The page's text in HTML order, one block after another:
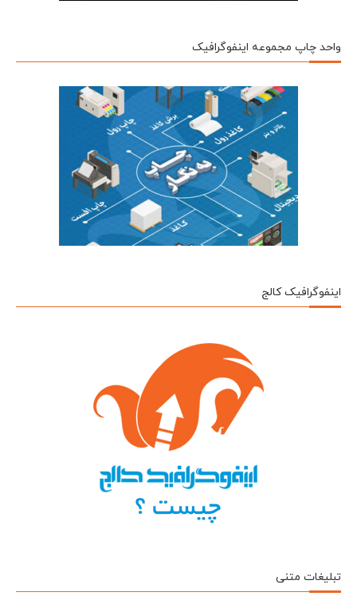
واحد چاپ مجموعه اینفوگرافیک
اینفوگرافیک کالج
تبلیغات متنی